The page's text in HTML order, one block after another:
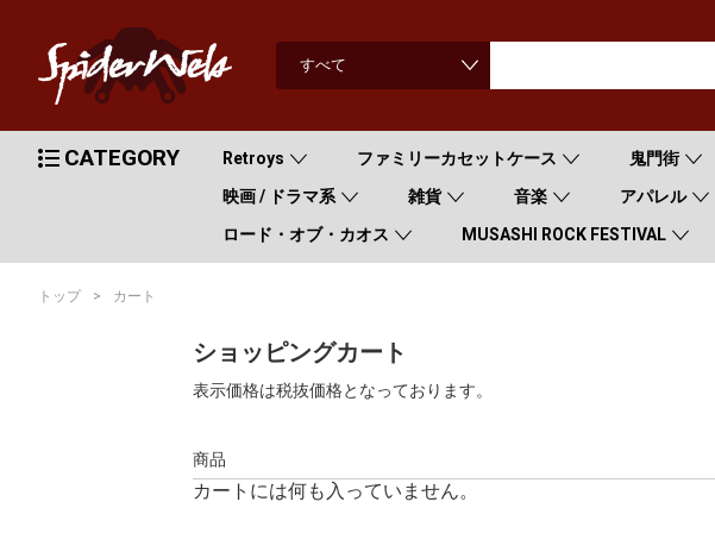
CATEGORY Retroys ファミリーカセットケース 鬼門街
映画 / ドラマ系
雑貨 音楽 アパレル
ロード・オブ・カオス
MUSASHI ROCK FESTIVAL
トップ カート
ショッピングカート
表示価格は税抜価格となっております。
商品
カートには何も入っていません。